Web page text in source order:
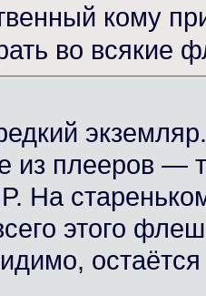
кому
во всякие
экземляр.
из плееров —
На
этого